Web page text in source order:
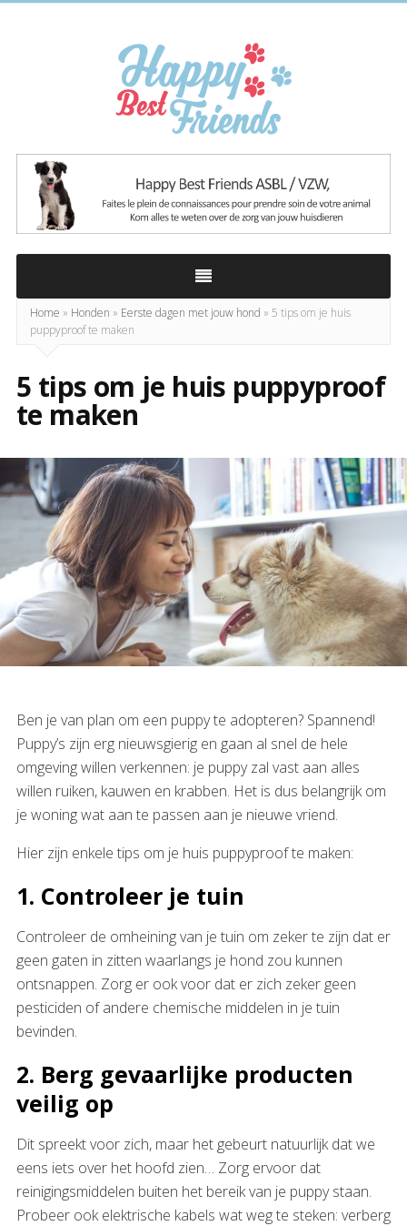
Happy
Best
Friends
Home » Honden » Eerste dagen met jouw hond » 5 tips om je huis
puppyproof te maken
5 tips om je huis puppyproof
te maken
Ben je van plan om een puppy te adopteren? Spannend!
Puppy’s zijn erg nieuwsgierig en gaan al snel de hele
omgeving willen verkennen: je puppy zal vast aan alles
willen ruiken, kauwen en krabben. Het is dus belangrijk om
je woning wat aan te passen aan je nieuwe vriend.
Hier zijn enkele tips om je huis puppyproof te maken:
1. Controleer je tuin
Controleer de omheining van je tuin om zeker te zijn dat er
geen gaten in zitten waarlangs je hond zou kunnen
ontsnappen. Zorg er ook voor dat er zich zeker geen
pesticiden of andere chemische middelen in je tuin
bevinden.
2. Berg gevaarlijke producten
veilig op
Dit spreekt voor zich, maar het gebeurt natuurlijk dat we
eens iets over het hoofd zien… Zorg ervoor dat
reinigingsmiddelen buiten het bereik van je puppy staan.
Probeer ook elektrische kabels wat weg te steken: verberg